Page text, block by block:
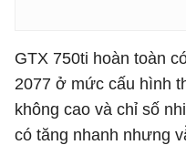
GTX 750ti hoàn toàn
2077 ở mức cấu hình
không cao và chỉ số
có tăng nhanh nhưng